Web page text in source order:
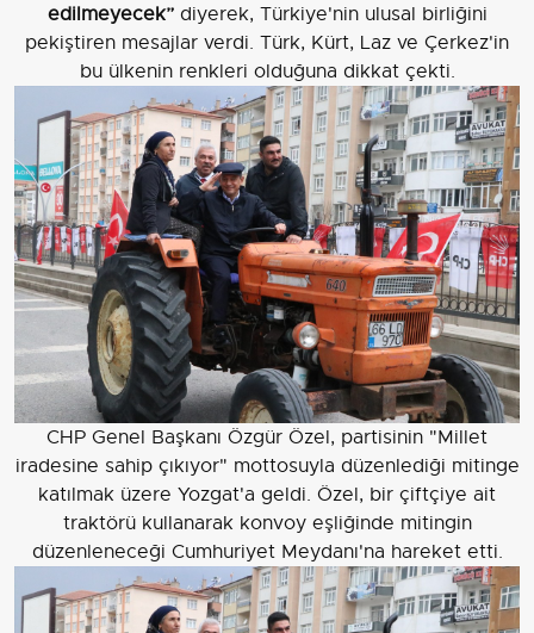
edilmeyecek”diyerek, Türkiye'nin ulusal birliğini
pekiştiren mesajlar verdi. Türk, Kürt, Laz ve Çerkez'in
bu ülkenin renkleri olduğuna dikkat çekti.
CHP Genel Başkanı Özgür Özel, partisinin "Millet
iradesine sahip çıkıyor" mottosuyla düzenlediği mitinge
katılmak üzere Yozgat'a geldi. Özel, bir çiftçiye ait
traktörü kullanarak konvoy eşliğinde mitingin
düzenleneceği Cumhuriyet Meydanı'na hareket etti.